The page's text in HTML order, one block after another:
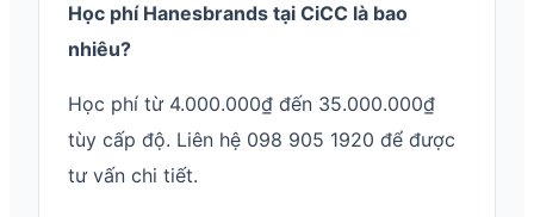
Học phí Hanesbrands tại CiCC là bao
nhiêu?
Học phí từ 4.000.000₫ đến 35.000.000₫
tùy cấp độ. Liên hệ 098 905 1920 để được
tư vấn chi tiết.